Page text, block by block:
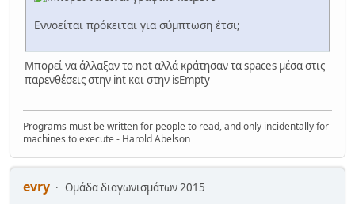
Εννοείται πρόκειται για σύμπτωση έτσι;
Μπορεί να άλλαξαν το not αλλά κράτησαν τα spaces μέσα στις
παρενθέσεις στην int και στην isEmpty
Programs must be written for people to read, and only incidentally for
machines to execute - Harold Abelson
evry
Ομάδα διαγωνισμάτων 2015